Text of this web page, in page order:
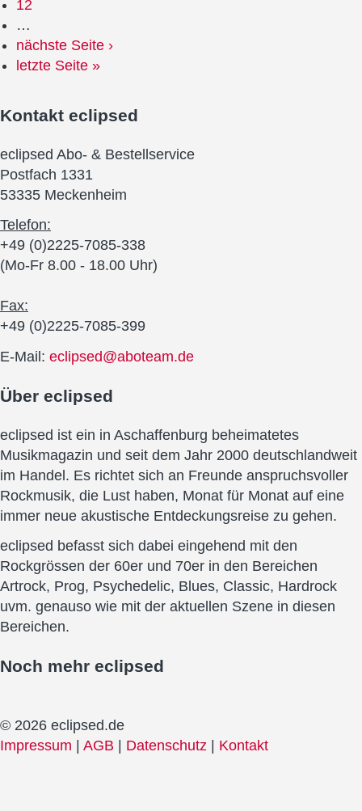
12
…
nächste Seite ›
letzte Seite »
Kontakt eclipsed
eclipsed Abo- & Bestellservice
Postfach 1331
53335 Meckenheim
Telefon:
+49 (0)2225-7085-338
(Mo-Fr 8.00 - 18.00 Uhr)
Fax:
+49 (0)2225-7085-399
E-Mail: eclipsed@aboteam.de
Über eclipsed
eclipsed ist ein in Aschaffenburg beheimatetes
Musikmagazin und seit dem Jahr 2000 deutschlandweit
im Handel. Es richtet sich an Freunde anspruchsvoller
Rockmusik, die Lust haben, Monat für Monat auf eine
immer neue akustische Entdeckungsreise zu gehen.
eclipsed befasst sich dabei eingehend mit den
Rockgrössen der 60er und 70er in den Bereichen
Artrock, Prog, Psychedelic, Blues, Classic, Hardrock
uvm. genauso wie mit der aktuellen Szene in diesen
Bereichen.
Noch mehr eclipsed
© 2026 eclipsed.de
Impressum
AGB Datenschutz Kontakt